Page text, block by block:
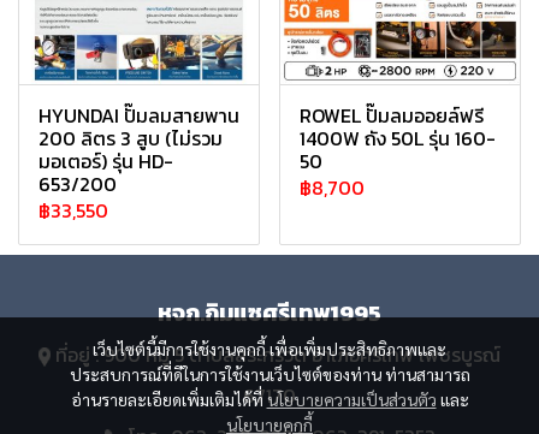
HYUNDAI ปั๊มลมสายพาน
200 ลิตร 3 สูบ (ไม่รวม
มอเตอร์) รุ่น HD-
653/200
฿33,550
ROWEL ปั๊มลมออยล์ฟรี
1400W ถัง 50L รุ่น 160-
50
฿8,700
เว็บไซต์นี้มีการใช้งานคุกกี้ เพื่อเพิ่มประสิทธิภาพและ
ประสบการณ์ที่ดีในการใช้งานเว็บไซต์ของท่าน ท่านสามารถ
อ่านรายละเอียดเพิ่มเติมได้ที่นโยบายความเป็นส่วนตัว และ
นโยบายคุกกี้
หจก.กิมแซศรีเทพ1995
ที่อยู่ : 900 หมู่ 5 ตำบลสระกรวด อำเภอศรีเทพ เพชรบูรณ์
67170